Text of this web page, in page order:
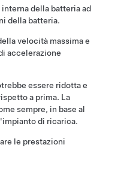
della batteria ad
della batteria.
velocità massima e
accelerazione
essere ridotta e
a prima. La
sempre, in base al
di ricarica.
le prestazioni